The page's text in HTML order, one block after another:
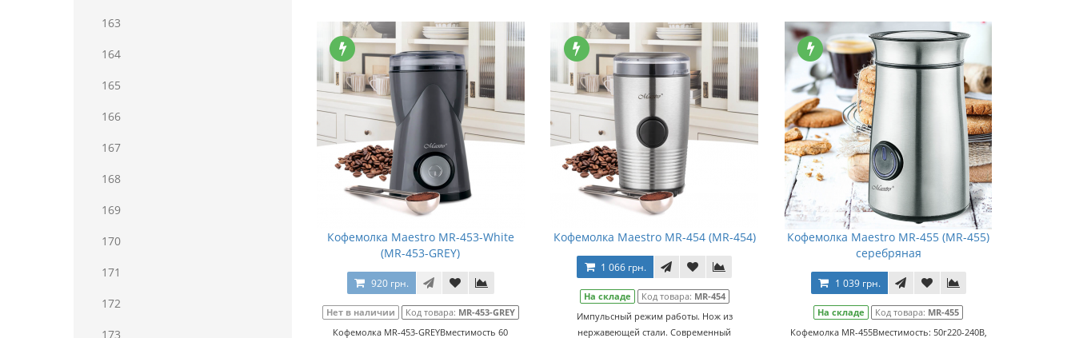
163
164
165
166
167
168
169
170
171
172
173
Кофемолка Maestro MR-453-White
(MR-453-GREY)
920 грн.
Нет в наличии Код товара: MR-453-GREY
Кофемолка MR-453-GREYВместимость 60
Кофемолка Maestro MR-454 (MR-454)
1 066 грн.
На складе Код товара: MR-454
Импульсный режим работы. Нож из
нержавеющей стали. Cовременный
Кофемолка Maestro MR-455 (MR-455)
серебряная
1 039 грн.
На складе Код товара: MR-455
Кофемолка MR-455Вместимость: 50г220-240В,